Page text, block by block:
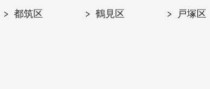
都筑区 鶴見区 戸塚区